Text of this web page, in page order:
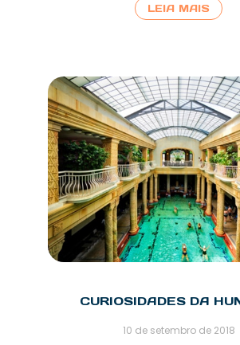
LEIA MAIS
CURIOSIDADES DA
10 de setembro de 2018